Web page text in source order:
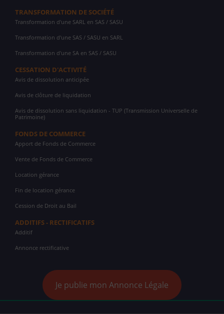
TRANSFORMATION DE SOCIÉTÉ
Transformation d'une SARL en SAS / SASU
Transformation d'une SAS / SASU en SARL
Transformation d'une SA en SAS / SASU
CESSATION D'ACTIVITÉ
Avis de dissolution anticipée
Avis de clôture de liquidation
Avis de dissolution sans liquidation - TUP (Transmission Universelle de
Patrimoine)
FONDS DE COMMERCE
Apport de Fonds de Commerce
Vente de Fonds de Commerce
Location gérance
Fin de location gérance
Cession de Droit au Bail
ADDITIFS - RECTIFICATIFS
Additif
Annonce rectificative
Je publie mon Annonce Légale